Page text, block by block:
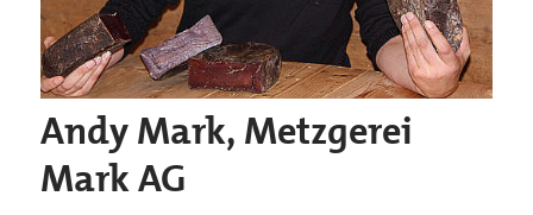
Andy Mark, Metzgerei
Mark AG